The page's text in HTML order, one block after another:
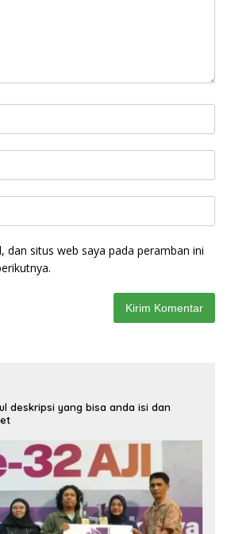
dan situs web saya pada peramban ini
deskripsi yang bisa anda isi dan